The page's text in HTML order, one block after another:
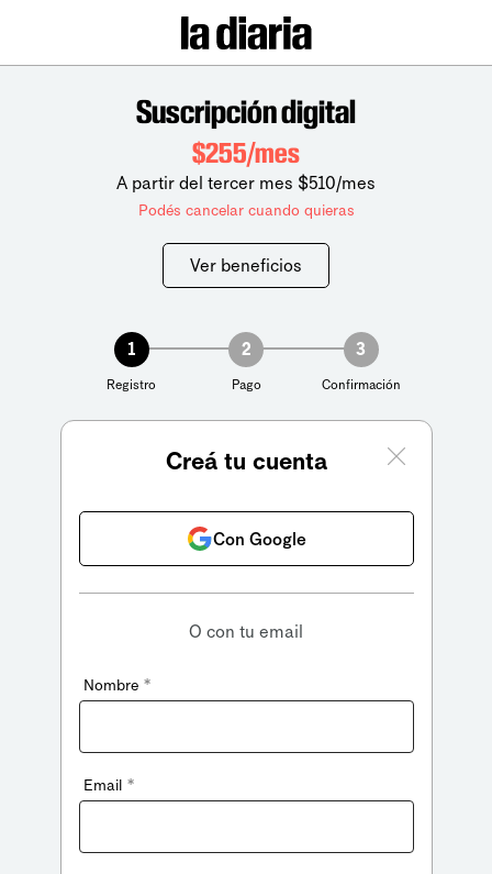
Suscripción digital
$255/mes
A partir del tercer mes $510/mes
Podés cancelar cuando quieras
Ver beneficios
1
Registro
2
Pago
3
Confirmación
Creá tu cuenta
Con Google
O con tu email
Nombre *
Email *